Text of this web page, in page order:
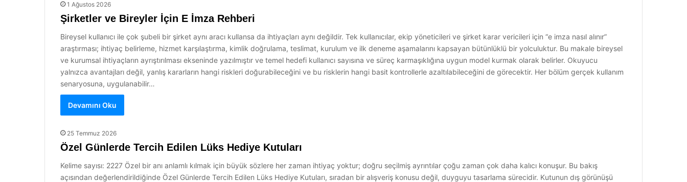
1 Ağustos 2026
Şirketler ve Bireyler İçin E İmza Rehberi
Bireysel kullanıcı ile çok şubeli bir şirket aynı aracı kullansa da ihtiyaçları aynı değildir. Tek kullanıcılar, ekip yöneticileri ve şirket karar vericileri için “e imza nasıl alınır”
araştırması; ihtiyaç belirleme, hizmet karşılaştırma, kimlik doğrulama, teslimat, kurulum ve ilk deneme aşamalarını kapsayan bütünlüklü bir yolculuktur. Bu makale bireysel
ve kurumsal ihtiyaçların ayrıştırılması ekseninde yazılmıştır ve temel hedefi kullanıcı sayısına ve süreç karmaşıklığına uygun model kurmak olarak belirler. Okuyucu
yalnızca avantajları değil, yanlış kararların hangi riskleri doğurabileceğini ve bu risklerin hangi basit kontrollerle azaltılabileceğini de görecektir. Her bölüm gerçek kullanım
senaryosuna, uygulanabilir…
Devamını Oku
25 Temmuz 2026
Özel Günlerde Tercih Edilen Lüks Hediye Kutuları
Kelime sayısı: 2227 Özel bir anı anlamlı kılmak için büyük sözlere her zaman ihtiyaç yoktur; doğru seçilmiş ayrıntılar çoğu zaman çok daha kalıcı konuşur. Bu bakış
açısından değerlendirildiğinde Özel Günlerde Tercih Edilen Lüks Hediye Kutuları, sıradan bir alışveriş konusu değil, duyguyu tasarlama sürecidir. Kutunun dış görünüşü